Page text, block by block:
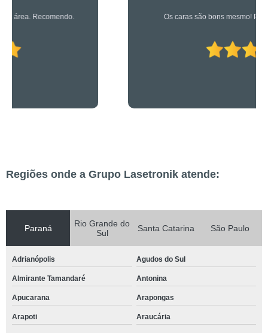
Os caras são bons mesmo! Profissionais de primeira!
Regiões onde a Grupo Lasetronik atende:
Paraná
Rio Grande do
Sul
Santa Catarina São Paulo
Adrianópolis Agudos do Sul
Almirante Tamandaré Antonina
Apucarana Arapongas
Arapoti Araucária